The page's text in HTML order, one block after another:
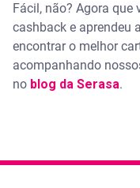
Fácil, não? Agora
cashback e aprendeu
encontrar o melhor
acompanhando
no blog da Serasa.